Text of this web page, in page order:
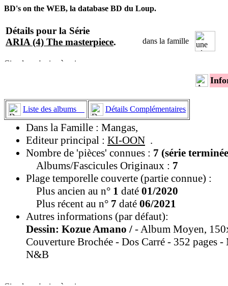
BD's on the WEB, la database BD du Loup.
Détails pour la Série
ARIA (4) The masterpiece. dans la famille
Liste des albums Détails Complémentaires
Dans la Famille : Mangas,
Editeur principal : KI-OON .
Nombre de 'pièces' connues : 7 (série
Albums/Fascicules Originaux : 7
Plage temporelle couverte (partie connue) :
Plus ancien au n° 1 daté 01/2020
Plus récent au n° 7 daté 06/2021
Autres informations (par défaut):
Dessin: Kozue Amano / - Album Moyen,
Couverture Brochée - Dos Carré - 352 pages
N&B